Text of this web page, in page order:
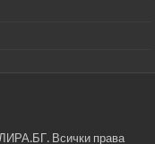
Всички права